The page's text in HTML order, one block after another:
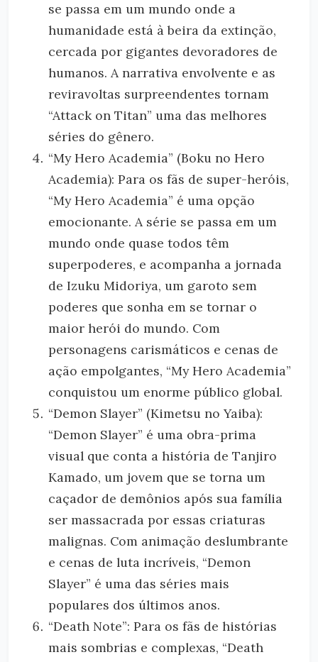
se passa em um mundo onde a
humanidade está à beira da extinção,
cercada por gigantes devoradores de
humanos. A narrativa envolvente e as
reviravoltas surpreendentes tornam
“Attack on Titan” uma das melhores
séries do gênero.
“My Hero Academia” (Boku no Hero
Academia): Para os fãs de super-heróis,
“My Hero Academia” é uma opção
emocionante. A série se passa em um
mundo onde quase todos têm
superpoderes, e acompanha a jornada
de Izuku Midoriya, um garoto sem
poderes que sonha em se tornar o
maior herói do mundo. Com
personagens carismáticos e cenas de
ação empolgantes, “My Hero Academia”
conquistou um enorme público global.
“Demon Slayer” (Kimetsu no Yaiba):
“Demon Slayer” é uma obra-prima
visual que conta a história de Tanjiro
Kamado, um jovem que se torna um
caçador de demônios após sua família
ser massacrada por essas criaturas
malignas. Com animação deslumbrante
e cenas de luta incríveis, “Demon
Slayer” é uma das séries mais
populares dos últimos anos.
“Death Note”: Para os fãs de histórias
mais sombrias e complexas, “Death